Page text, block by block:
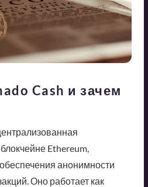
Cash и зачем
Ethereum,
анонимности
Оно работает как